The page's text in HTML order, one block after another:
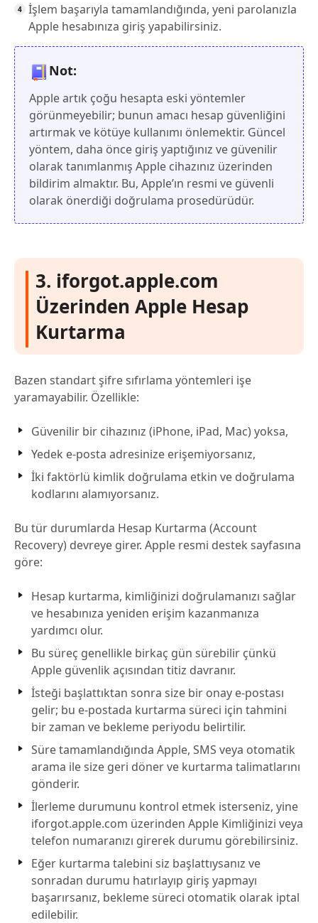
İşlem başarıyla tamamlandığında, yeni parolanızla
Apple hesabınıza giriş yapabilirsiniz.
Not:
Apple artık çoğu hesapta eski yöntemler
görünmeyebilir; bunun amacı hesap güvenliğini
artırmak ve kötüye kullanımı önlemektir. Güncel
yöntem, daha önce giriş yaptığınız ve güvenilir
olarak tanımlanmış Apple cihazınız üzerinden
bildirim almaktır. Bu, Apple’ın resmi ve güvenli
olarak önerdiği doğrulama prosedürüdür.
3. iforgot.apple.com
Üzerinden Apple Hesap
Kurtarma
Bazen standart şifre sıfırlama yöntemleri işe
yaramayabilir. Özellikle:
Güvenilir bir cihazınız (iPhone, iPad, Mac) yoksa,
Yedek e-posta adresinize erişemiyorsanız,
İki faktörlü kimlik doğrulama etkin ve doğrulama
kodlarını alamıyorsanız.
Bu tür durumlarda Hesap Kurtarma (Account
Recovery) devreye girer. Apple resmi destek sayfasına
göre:
Hesap kurtarma, kimliğinizi doğrulamanızı sağlar
ve hesabınıza yeniden erişim kazanmanıza
yardımcı olur.
Bu süreç genellikle birkaç gün sürebilir çünkü
Apple güvenlik açısından titiz davranır.
İsteği başlattıktan sonra size bir onay e-postası
gelir; bu e-postada kurtarma süreci için tahmini
bir zaman ve bekleme periyodu belirtilir.
Süre tamamlandığında Apple, SMS veya otomatik
arama ile size geri döner ve kurtarma talimatlarını
gönderir.
İlerleme durumunu kontrol etmek isterseniz, yine
iforgot.apple.com üzerinden Apple Kimliğinizi veya
telefon numaranızı girerek durumu görebilirsiniz.
Eğer kurtarma talebini siz başlattıysanız ve
sonradan durumu hatırlayıp giriş yapmayı
başarırsanız, bekleme süreci otomatik olarak iptal
edilebilir.